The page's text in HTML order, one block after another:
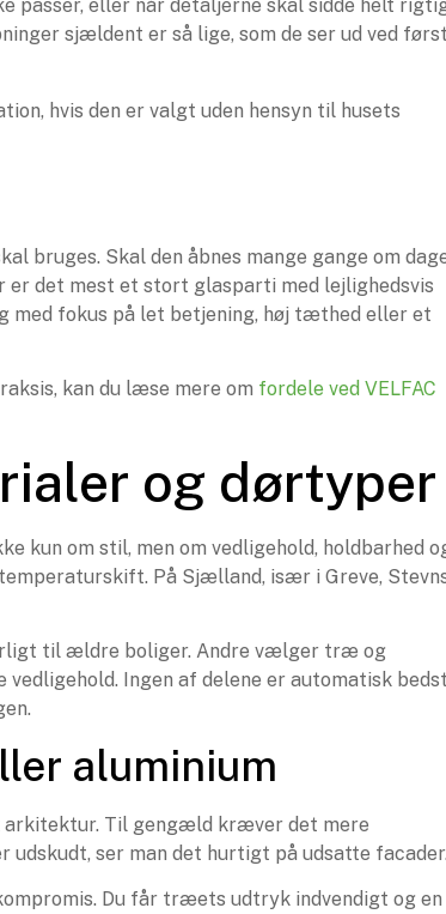
passer, eller når detaljerne skal sidde helt
sjældent er så lige, som de ser ud ved
hvis den er valgt uden hensyn til husets
bruges. Skal den åbnes mange gange om
er det mest et stort glasparti med lejlighedsvis
med fokus på let betjening, høj tæthed eller et
kan du læse mere om fordele ved VELFAC
og dørtyper
kun om stil, men om vedligehold, holdbarhed
På Sjælland, især i Greve,
til ældre boliger. Andre vælger træ og
Ingen af delene er automatisk
aluminium
arkitektur. Til gengæld kræver det mere
udskudt, ser man det hurtigt på udsatte facader.
Du får træets udtryk indvendigt og en